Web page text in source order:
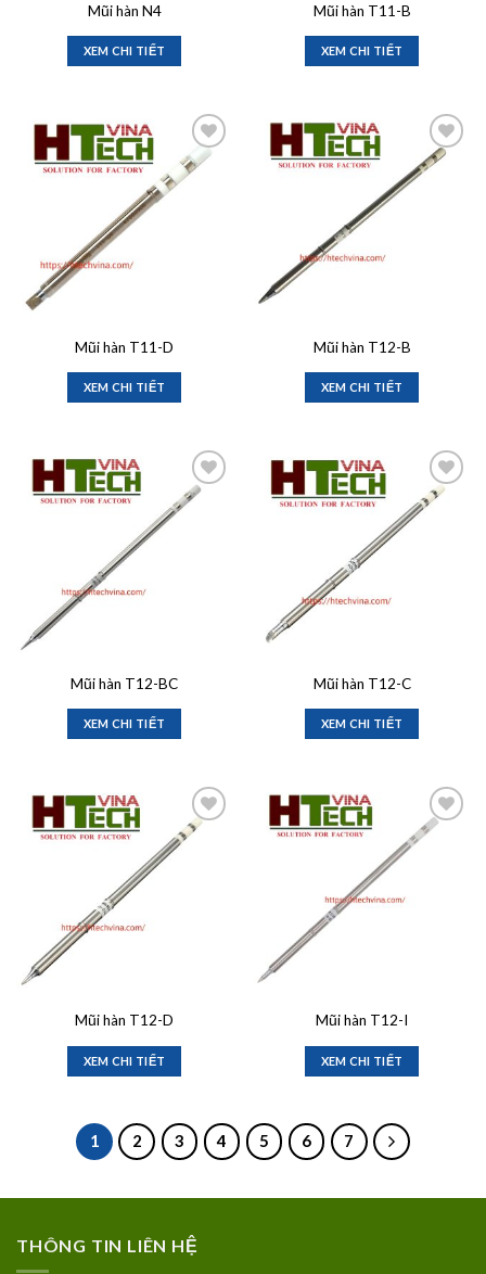
Mũi hàn N4
XEM CHI TIẾT
Mũi hàn T11-B
XEM CHI TIẾT
Add to
wishlist
Mũi hàn T11-D
XEM CHI TIẾT
Add to
wishlist
Mũi hàn T12-B
XEM CHI TIẾT
Add to
wishlist
Mũi hàn T12-BC
XEM CHI TIẾT
Add to
wishlist
Mũi hàn T12-C
XEM CHI TIẾT
Add to
wishlist
Mũi hàn T12-D
XEM CHI TIẾT
Add to
Mũi hàn T12-I
XEM CHI TIẾT
1 2 3 4 5 6 7
THÔNG TIN LIÊN HỆ